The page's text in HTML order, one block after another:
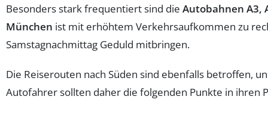
Besonders stark frequentiert sind die Autobahnen A3,
München ist mit erhöhtem Verkehrsaufkommen zu
Samstagnachmittag Geduld mitbringen.
Die Reiserouten nach Süden sind ebenfalls betroffen,
Autofahrer sollten daher die folgenden Punkte in ihren